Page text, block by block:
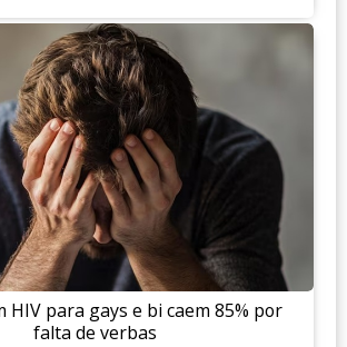
HIV para gays e bi caem 85% por
falta de verbas